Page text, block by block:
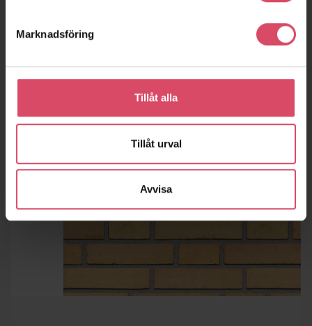
Marknadsföring
Tillåt alla
Tillåt urval
Avvisa